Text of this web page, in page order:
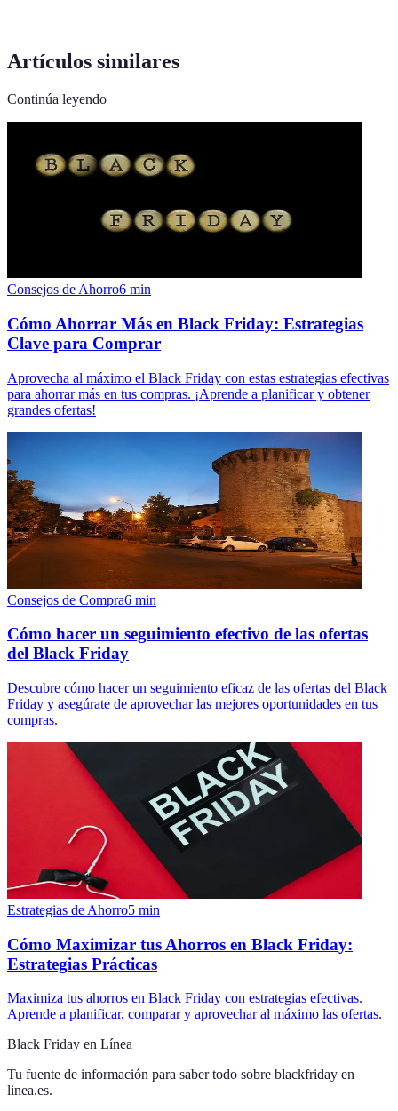
Artículos similares
Continúa leyendo
Consejos de Ahorro6 min
Cómo Ahorrar Más en Black Friday: Estrategias
Clave para Comprar
Aprovecha al máximo el Black Friday con estas estrategias efectivas
para ahorrar más en tus compras. ¡Aprende a planificar y obtener
grandes ofertas!
Consejos de Compra6 min
Cómo hacer un seguimiento efectivo de las ofertas
del Black Friday
Descubre cómo hacer un seguimiento eficaz de las ofertas del Black
Friday y asegúrate de aprovechar las mejores oportunidades en tus
compras.
Estrategias de Ahorro5 min
Cómo Maximizar tus Ahorros en Black Friday:
Estrategias Prácticas
Maximiza tus ahorros en Black Friday con estrategias efectivas.
Aprende a planificar, comparar y aprovechar al máximo las ofertas.
Black Friday en Línea
Tu fuente de información para saber todo sobre blackfriday en
linea.es.